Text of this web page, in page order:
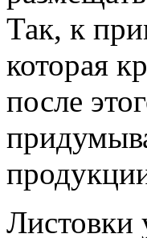
Так, к
которая
после
Листовки